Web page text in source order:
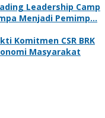
Leadership Camp
Menjadi Pemimp…
Komitmen CSR BRK
Masyarakat